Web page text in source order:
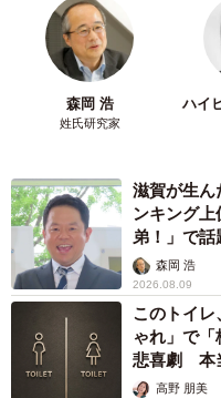
直近5年間（2021年～2025年）
和したか（提供画像）
次に、企業の採用担当者
～2025年）で従業員の服
ましたか」と聞いたとこ
答。
森岡 浩
姓氏研究家
ハイ
滋賀が生
ンキング
弟！」で
森岡 浩
2026.08.09
このトイレ
ゃれ」で
悲喜劇 本
く…高野 朋美